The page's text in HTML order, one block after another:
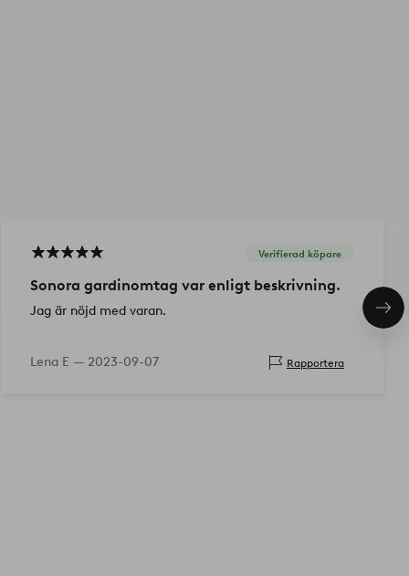
Verifierad köpare
Sonora gardinomtag var enligt beskrivning.
Jag är nöjd med varan.
Lena E — 2023-09-07 Rapportera